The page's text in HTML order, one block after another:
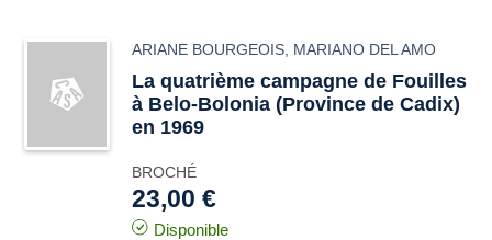
ARIANE BOURGEOIS MARIANO DEL AMO
La quatrième campagne de Fouilles
à Belo-Bolonia (Province de Cadix)
en 1969
BROCHÉ
23,00 €
Disponible